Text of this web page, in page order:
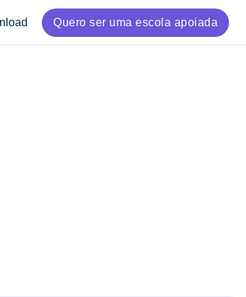
Quero ser uma escola apoiada